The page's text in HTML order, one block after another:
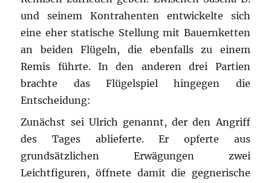
und seinem Kontrahenten entwickelte sich
eine eher statische Stellung mit Bauernketten
an beiden Flügeln, die ebenfalls zu einem
Remis führte. In den anderen drei Partien
brachte das Flügelspiel hingegen die
Entscheidung:
Zunächst sei Ulrich genannt, der den Angriff
des Tages ablieferte. Er opferte aus
grundsätzlichen Erwägungen zwei
Leichtfiguren, öffnete damit die gegnerische